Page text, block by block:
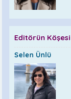
Editörün Köşesi
Selen Ünlü